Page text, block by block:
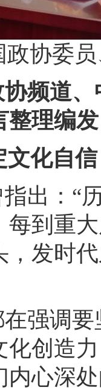
政协委
频道
整理编
文化自
出：“
每到重
，发时
强调
化创造
内心深